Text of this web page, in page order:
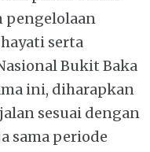
pengelolaan
serta
Bukit Baka
ini, diharapkan
sesuai dengan
sama periode